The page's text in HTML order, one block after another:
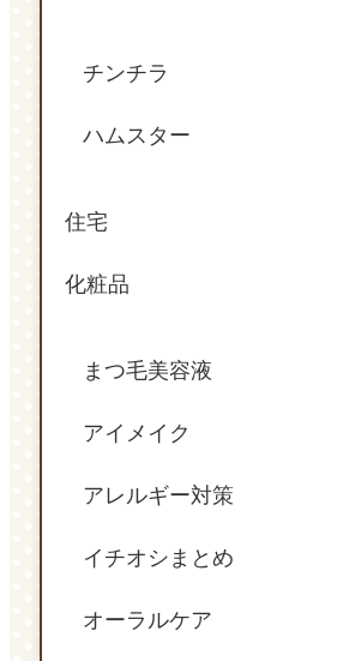
チンチラ
ハムスター
住宅
化粧品
まつ毛美容液
アイメイク
アレルギー対策
イチオシまとめ
オーラルケア